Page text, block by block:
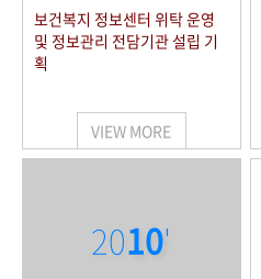
보건복지 정보센터 위탁 운영
및 정보관리 전담기관 설립 기
획
VIEW MORE
2010'